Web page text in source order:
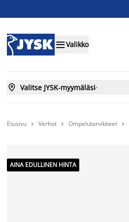
Valikko
 Valitse JYSK-myymäläsi
Etusivu  Verhot  Ompelutarvikkeet 
AINA EDULLINEN HINTA